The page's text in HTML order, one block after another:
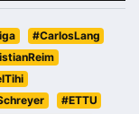
#CarlosLang
#ETTU